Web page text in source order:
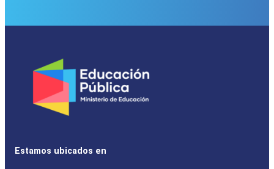
Estamos ubicados en